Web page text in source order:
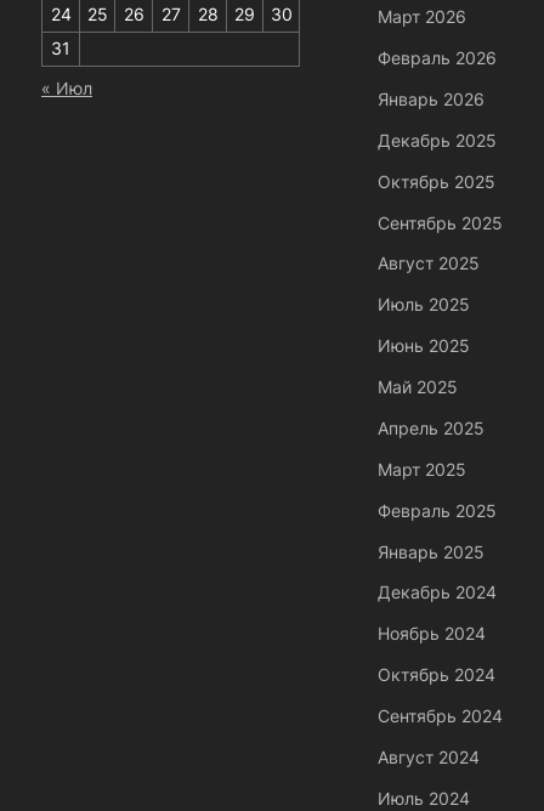
24
25 26 27 28 29
30
31
« Июл
Март 2026
Февраль 2026
Январь 2026
Декабрь 2025
Октябрь 2025
Сентябрь 2025
Август 2025
Июль 2025
Июнь 2025
Май 2025
Апрель 2025
Март 2025
Февраль 2025
Январь 2025
Декабрь 2024
Ноябрь 2024
Октябрь 2024
Сентябрь 2024
Август 2024
Июль 2024